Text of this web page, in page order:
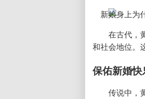
在古代，
和社会地位。
保佑新婚快
传说中，